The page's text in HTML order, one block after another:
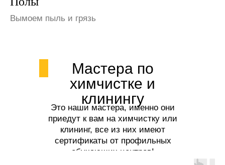
Избавим от пыли
Мастера по
химчистке и
клинингу
Это наши мастера, именно они
приедут к вам на химчистку или
клининг, все из них имеют
сертификаты от профильных
обучающих центров!